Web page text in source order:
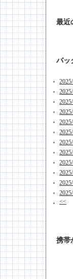
最近
バッ
<<
携帯